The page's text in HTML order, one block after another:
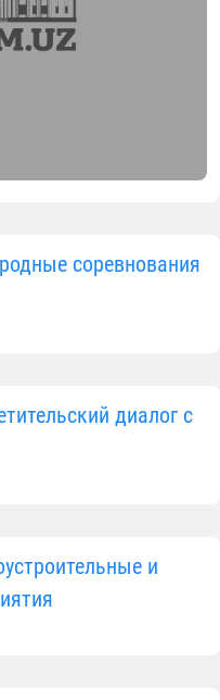
соревнования
диалог с
и